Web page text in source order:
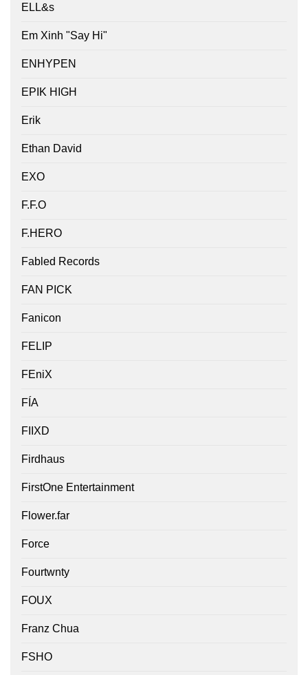
ELL&s
Em Xinh "Say Hi"
ENHYPEN
EPIK HIGH
Erik
Ethan David
EXO
F.F.O
F.HERO
Fabled Records
FAN PICK
Fanicon
FELIP
FEniX
FÍA
FIIXD
Firdhaus
FirstOne Entertainment
Flower.far
Force
Fourtwnty
FOUX
Franz Chua
FSHO